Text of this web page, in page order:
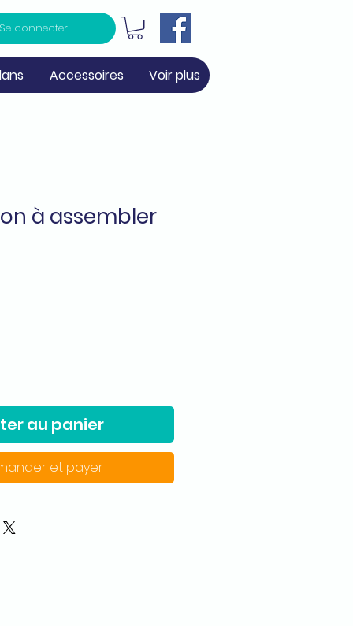
Se connecter
Accessoires Voir plus
à assembler
au panier
et payer